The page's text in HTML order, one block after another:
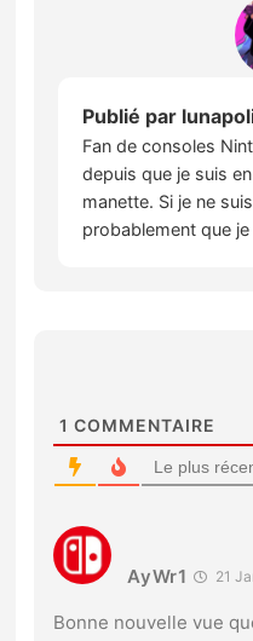
Publié par
Fan de consoles
depuis que je suis
manette. Si je ne
probablement que
1 COMMENTAIRE
Le plus
AyWr1 21
Bonne nouvelle vue